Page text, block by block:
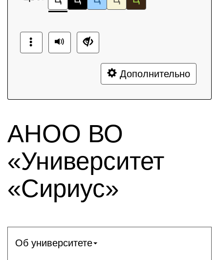
Дополнительно
АНОО ВО
«Университет
«Сириус»
Об университете